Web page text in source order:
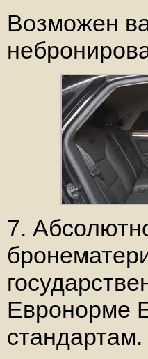
Возможен
7.
Евронорме
стандартам.